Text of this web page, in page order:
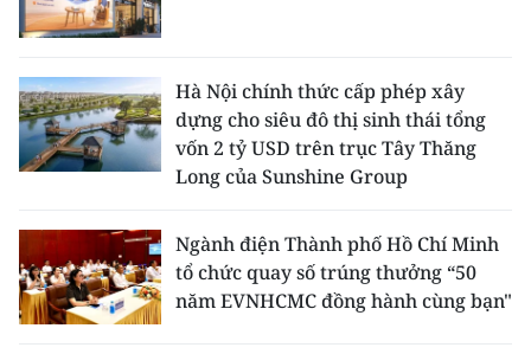
Hà Nội chính thức cấp phép xây
dựng cho siêu đô thị sinh thái tổng
vốn 2 tỷ USD trên trục Tây Thăng
Long của Sunshine Group
Ngành điện Thành phố Hồ Chí Minh
tổ chức quay số trúng thưởng “50
năm EVNHCMC đồng hành cùng bạn"